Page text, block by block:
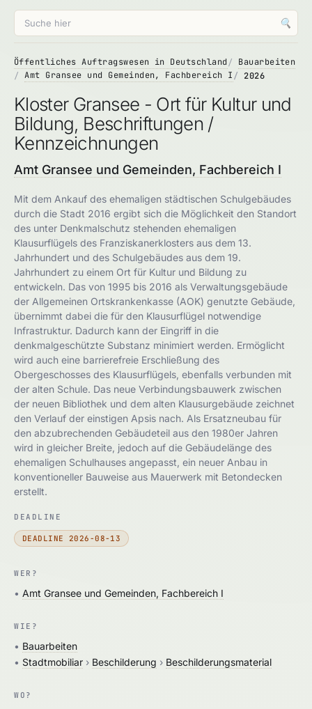
🔍
Öffentliches Auftragswesen in Deutschland
Bauarbeiten
Amt Gransee und Gemeinden, Fachbereich I
2026
Kloster Gransee - Ort für Kultur und
Bildung, Beschriftungen /
Kennzeichnungen
Amt Gransee und Gemeinden, Fachbereich I
Mit dem Ankauf des ehemaligen städtischen Schulgebäudes
durch die Stadt 2016 ergibt sich die Möglichkeit den Standort
des unter Denkmalschutz stehenden ehemaligen
Klausurflügels des Franziskanerklosters aus dem 13.
Jahrhundert und des Schulgebäudes aus dem 19.
Jahrhundert zu einem Ort für Kultur und Bildung zu
entwickeln. Das von 1995 bis 2016 als Verwaltungsgebäude
der Allgemeinen Ortskrankenkasse (AOK) genutzte Gebäude,
übernimmt dabei die für den Klausurflügel notwendige
Infrastruktur. Dadurch kann der Eingriff in die
denkmalgeschützte Substanz minimiert werden. Ermöglicht
wird auch eine barrierefreie Erschließung des
Obergeschosses des Klausurflügels, ebenfalls verbunden mit
der alten Schule. Das neue Verbindungsbauwerk zwischen
der neuen Bibliothek und dem alten Klausurgebäude zeichnet
den Verlauf der einstigen Apsis nach. Als Ersatzneubau für
den abzubrechenden Gebäudeteil aus den 1980er Jahren
wird in gleicher Breite, jedoch auf die Gebäudelänge des
ehemaligen Schulhauses angepasst, ein neuer Anbau in
konventioneller Bauweise aus Mauerwerk mit Betondecken
erstellt.
DEADLINE
DEADLINE 2026-08-13
WER?
• Amt Gransee und Gemeinden, Fachbereich I
WIE?
• Bauarbeiten
• Stadtmobiliar › Beschilderung › Beschilderungsmaterial
WO?